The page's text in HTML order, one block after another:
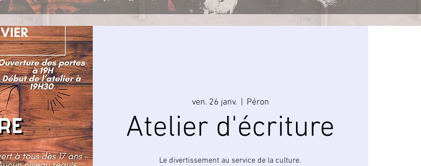
ven. 26 janv. Péron
Atelier d'écriture
Le divertissement au service de la culture.